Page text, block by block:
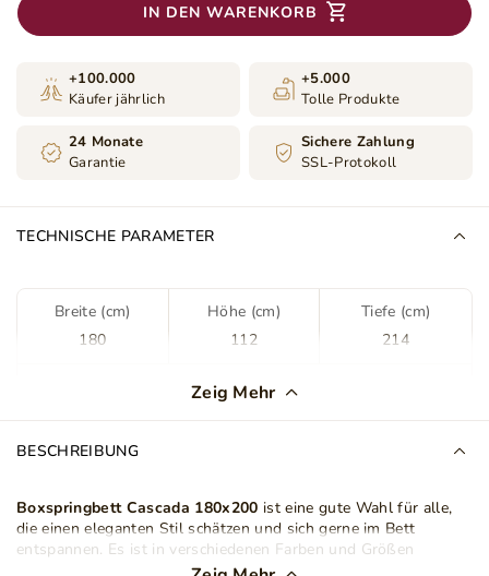
IN DEN WARENKORB
+100.000
Käufer jährlich
+5.000
Tolle Produkte
24 Monate
Garantie
Sichere Zahlung
SSL-Protokoll
TECHNISCHE PARAMETER
Breite (cm)
180
Höhe (cm)
112
Tiefe (cm)
214
Beige
Bettkasten Ja
Zeig Mehr
BESCHREIBUNG
Boxspringbett Cascada 180x200 ist eine gute Wahl für alle,
die einen eleganten Stil schätzen und sich gerne im Bett
entspannen. Es ist in verschiedenen Farben und Größen
erhältlich, so dass Sie bei der Wahl des richtigen Modells viel